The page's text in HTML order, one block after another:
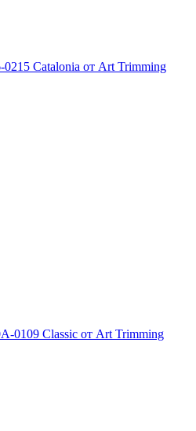
Catalonia от Art Trimming
0109 Classic от Art Trimming